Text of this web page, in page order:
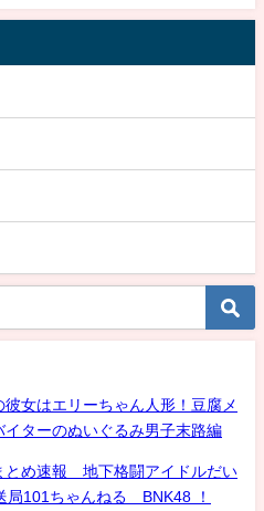
女はエリーちゃん人形！豆腐メ
ターのぬいぐるみ男子末路編
め速報 地下格闘アイドルだい
101ちゃんねる BNK48 ！